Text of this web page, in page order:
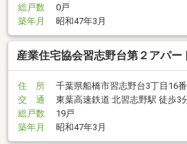
総戸数
0戸
築年月
昭和47年3月
産業住宅協会習志野台第２アパー
住 所
千葉県船橋市習志野台3丁目16
交 通
東葉高速鉄道 北習志野駅 徒歩3
総戸数
19戸
築年月
昭和47年3月